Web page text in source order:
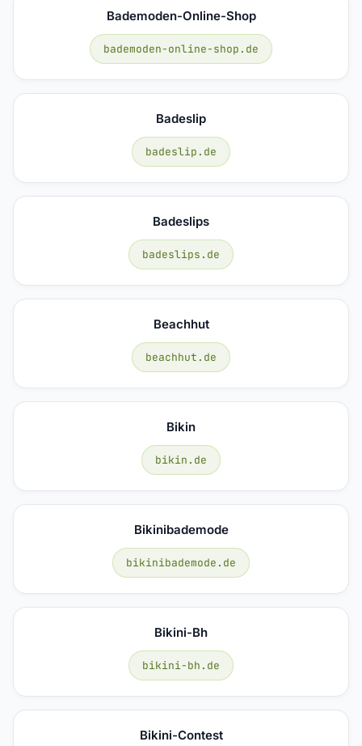
Bademoden-Online-Shop
bademoden-online-shop.de
Badeslip
badeslip.de
Badeslips
badeslips.de
Beachhut
beachhut.de
Bikin
bikin.de
Bikinibademode
bikinibademode.de
Bikini-Bh
bikini-bh.de
Bikini-Contest